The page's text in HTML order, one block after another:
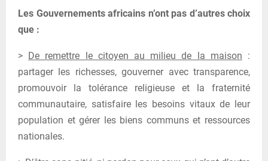
Les Gouvernements africains n’ont pas d’autres choix
que :
> De remettre le citoyen au milieu de la maison :
partager les richesses, gouverner avec transparence,
promouvoir la tolérance religieuse et la fraternité
communautaire, satisfaire les besoins vitaux de leur
population et gérer les biens communs et ressources
nationales.